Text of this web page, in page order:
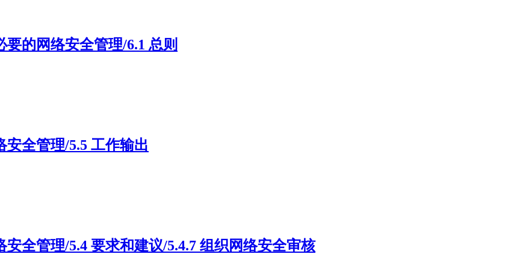
要的网络安全管理/6.1 总则
安全管理/5.5 工作输出
全管理/5.4 要求和建议/5.4.7 组织网络安全审核